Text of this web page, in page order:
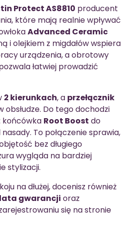
Protect AS8810 producent
które mają realnie wpływać
Advanced Ceramic
i olejkiem z migdałów wspiera
urządzenia, a obrotowy
łatwiej prowadzić
2 kierunkach, a przełącznik
obsłudze. Do tego dochodzi
Root Boost do
To połączenie sprawia,
bez długiego
wygląda na bardziej
stylizacji.
na dłużej, docenisz również
gwarancji oraz
się na stronie